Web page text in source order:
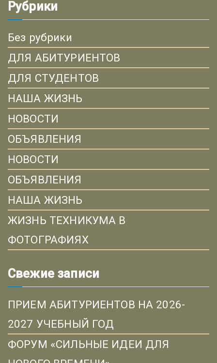
Рубрики
Без рубрики
ДЛЯ АБИТУРИЕНТОВ
ДЛЯ СТУДЕНТОВ
НАША ЖИЗНЬ
НОВОСТИ
ОБЪЯВЛЕНИЯ
НОВОСТИ
ОБЪЯВЛЕНИЯ
НАША ЖИЗНЬ
ЖИЗНЬ ТЕХНИКУМА В
ФОТОГРАФИЯХ
Свежие записи
ПРИЕМ АБИТУРИЕНТОВ НА 2026-
2027 УЧЕБНЫЙ ГОД
ФОРУМ «СИЛЬНЫЕ ИДЕИ ДЛЯ